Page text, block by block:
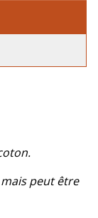
peut être